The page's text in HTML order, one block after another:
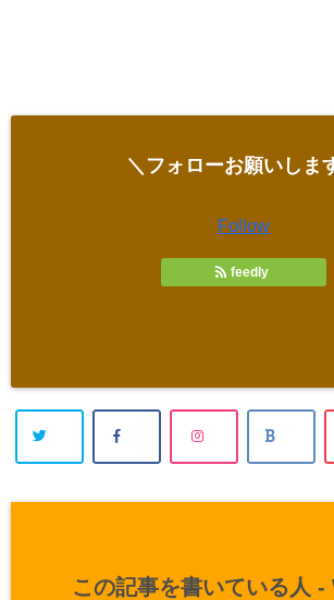
＼フォローお願いしま
Follow
feedly
この記事を書いている人 -